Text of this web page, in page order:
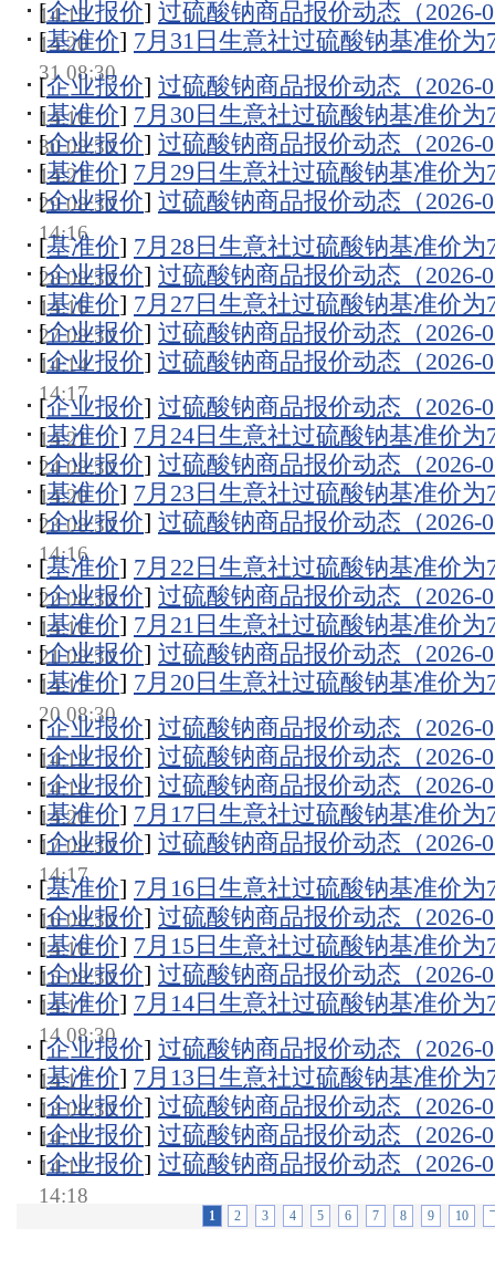
14:15
[企业报价] 过硫酸钠商品报价动态（2026-
14:20
[基准价] 7月31日生意社过硫酸钠基准价为
31 08:30
[企业报价] 过硫酸钠商品报价动态（2026-
14:16
[基准价] 7月30日生意社过硫酸钠基准价为
30 08:30
[企业报价] 过硫酸钠商品报价动态（2026-
14:21
[基准价] 7月29日生意社过硫酸钠基准价为
29 08:30
[企业报价] 过硫酸钠商品报价动态（2026-
14:16
[基准价] 7月28日生意社过硫酸钠基准价为
28 08:30
[企业报价] 过硫酸钠商品报价动态（2026-
14:16
[基准价] 7月27日生意社过硫酸钠基准价为
27 08:30
[企业报价] 过硫酸钠商品报价动态（2026-
14:14
[企业报价] 过硫酸钠商品报价动态（2026-
14:17
[企业报价] 过硫酸钠商品报价动态（2026-
14:21
[基准价] 7月24日生意社过硫酸钠基准价为
24 08:30
[企业报价] 过硫酸钠商品报价动态（2026-
14:20
[基准价] 7月23日生意社过硫酸钠基准价为
23 08:30
[企业报价] 过硫酸钠商品报价动态（2026-
14:16
[基准价] 7月22日生意社过硫酸钠基准价为
22 08:30
[企业报价] 过硫酸钠商品报价动态（2026-
14:16
[基准价] 7月21日生意社过硫酸钠基准价为
21 08:30
[企业报价] 过硫酸钠商品报价动态（2026-
14:15
[基准价] 7月20日生意社过硫酸钠基准价为
20 08:30
[企业报价] 过硫酸钠商品报价动态（2026-
14:13
[企业报价] 过硫酸钠商品报价动态（2026-
14:18
[企业报价] 过硫酸钠商品报价动态（2026-
14:20
[基准价] 7月17日生意社过硫酸钠基准价为
17 08:30
[企业报价] 过硫酸钠商品报价动态（2026-
14:17
[基准价] 7月16日生意社过硫酸钠基准价为
16 08:30
[企业报价] 过硫酸钠商品报价动态（2026-
14:16
[基准价] 7月15日生意社过硫酸钠基准价为
15 08:30
[企业报价] 过硫酸钠商品报价动态（2026-
14:17
[基准价] 7月14日生意社过硫酸钠基准价为
14 08:30
[企业报价] 过硫酸钠商品报价动态（2026-
14:17
[基准价] 7月13日生意社过硫酸钠基准价为
13 08:30
[企业报价] 过硫酸钠商品报价动态（2026-
14:15
[企业报价] 过硫酸钠商品报价动态（2026-
14:15
[企业报价] 过硫酸钠商品报价动态（2026-
14:18
1 2 3 4 5 6 7 8 9 10